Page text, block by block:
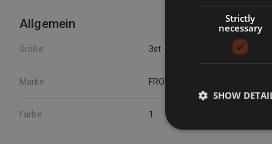
Allgemein
Größe 3st
Marke FRONTPRO
Farbe 1
Strictly
necessary
SHOW